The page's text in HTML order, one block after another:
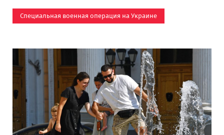
Специальная военная операция на Украине